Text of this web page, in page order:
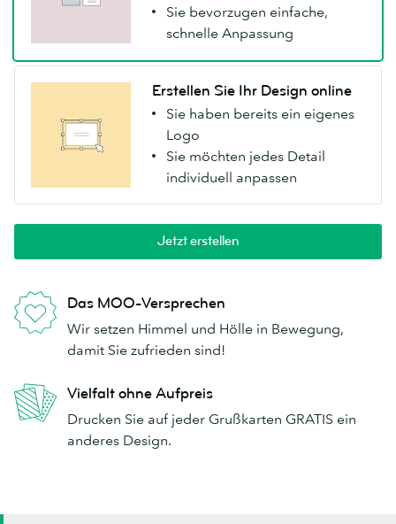
Sie bevorzugen einfache,
schnelle Anpassung
Erstellen Sie Ihr Design online
Sie haben bereits ein eigenes
Logo
Sie möchten jedes Detail
individuell anpassen
Jetzt erstellen
Das MOO-Versprechen
Wir setzen Himmel und Hölle in Bewegung,
damit Sie zufrieden sind!
Vielfalt ohne Aufpreis
Drucken Sie auf jeder Grußkarten GRATIS ein
anderes Design.